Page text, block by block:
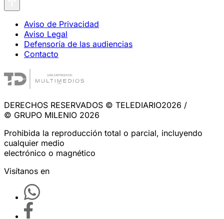
Aviso de Privacidad
Aviso Legal
Defensoría de las audiencias
Contacto
DERECHOS RESERVADOS © TELEDIARIO2026 /
© GRUPO MILENIO 2026
Prohibida la reproducción total o parcial, incluyendo
cualquier medio
electrónico o magnético
Visítanos en